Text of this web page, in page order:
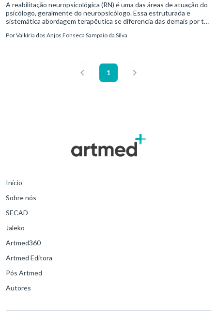
A reabilitação neuropsicológica (RN) é uma das áreas de atuação do
psicólogo, geralmente do neuropsicólogo. Essa estruturada e
sistemática abordagem terapêutica se diferencia das demais por ter
PorValkíria dos Anjos Fonseca Sampaio da Silva
1
Início
Sobre nós
SECAD
Jaleko
Artmed360
Artmed Editora
Pós Artmed
Autores